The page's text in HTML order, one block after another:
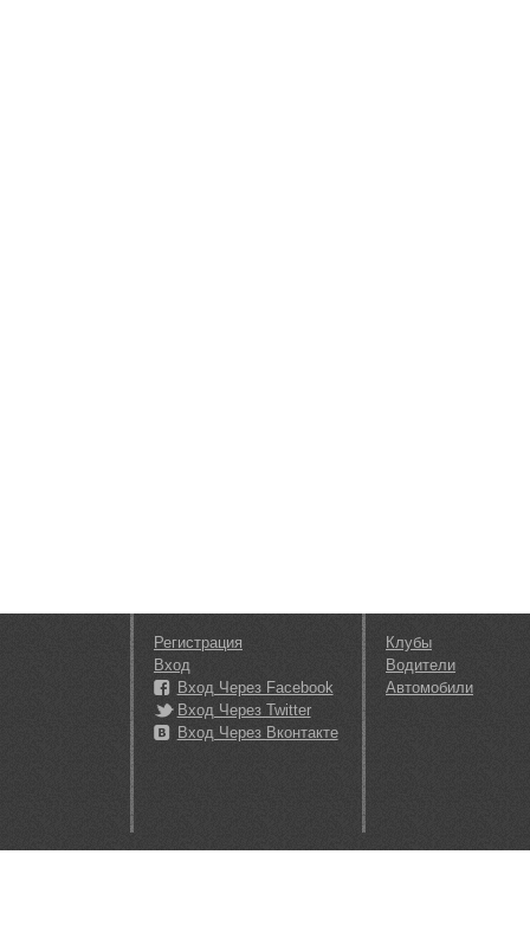
Регистрация
Вход
Вход Через Facebook
Вход Через Twitter
Вход Через Вконтакте
Клубы
Водители
Автомобили